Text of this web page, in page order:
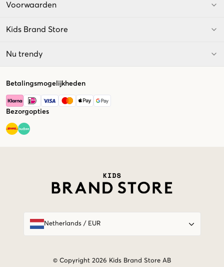
Voorwaarden
Kids Brand Store
Nu trendy
Betalingsmogelijkheden
Bezorgopties
Netherlands/ EUR
© Copyright 2026 Kids Brand Store AB